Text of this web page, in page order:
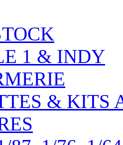
1 & INDY
& KITS